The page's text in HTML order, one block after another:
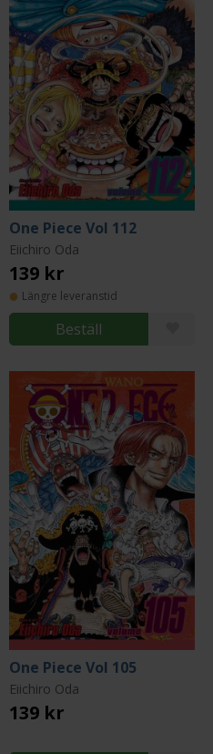
One Piece Vol 112
Eiichiro Oda
139 kr
Längre leveranstid
Beställ
One Piece Vol 105
Eiichiro Oda
139 kr